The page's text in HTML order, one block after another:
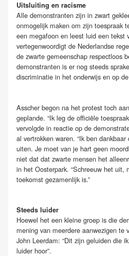
Uitsluiting en racisme
Alle demonstranten zijn in zwart
onmogelijk maken om zijn toespraak
een megafoon en leest luid een tekst
vertegenwoordigt de Nederlandse
de zwarte gemeenschap respectloos
demonstranten is er nog steeds
discriminatie in het onderwijs en op
Asscher begon na het protest toch
geplande. “Ik leg de officiële
vervolgde in reactie op de
al vertrokken waren. “Ik ben
uiten. Je moet van je hart geen
niet dat dat zwarte mensen het
in het Oosterpark. “Schreeuw het uit,
toekomst gezamenlijk is.”
Steeds luider
Hoewel het een kleine groep is die
mening van meerdere aanwezigen te
John Leerdam: “Dit zijn geluiden die
luider hoor”.